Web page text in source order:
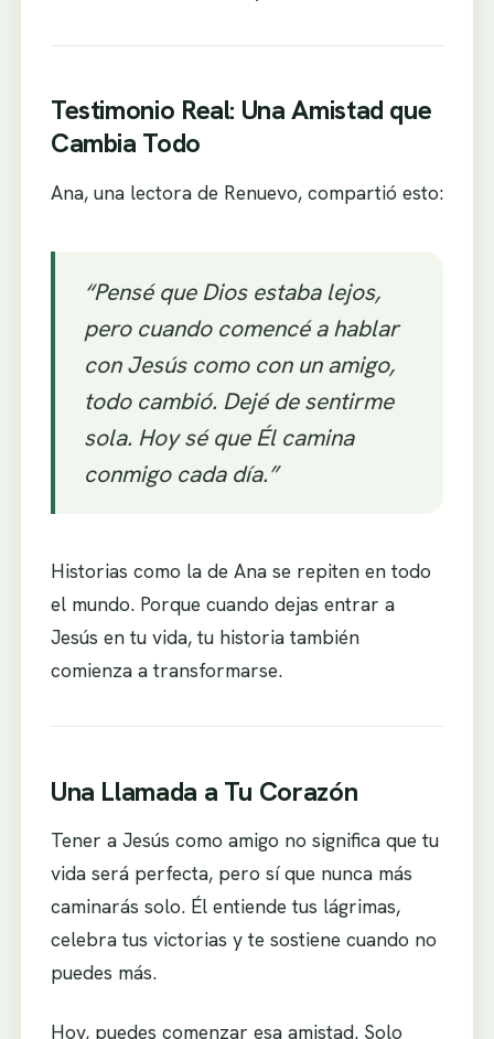
Testimonio Real: Una Amistad que
Cambia Todo
Ana, una lectora de Renuevo, compartió esto:
“Pensé que Dios estaba lejos,
pero cuando comencé a hablar
con Jesús como con un amigo,
todo cambió. Dejé de sentirme
sola. Hoy sé que Él camina
conmigo cada día.”
Historias como la de Ana se repiten en todo
el mundo. Porque cuando dejas entrar a
Jesús en tu vida, tu historia también
comienza a transformarse.
Una Llamada a Tu Corazón
Tener a Jesús como amigo no significa que tu
vida será perfecta, pero sí que nunca más
caminarás solo. Él entiende tus lágrimas,
celebra tus victorias y te sostiene cuando no
puedes más.
Hoy, puedes comenzar esa amistad. Solo